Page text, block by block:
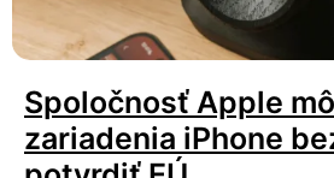
Spoločnosť Apple
zariadenia iPhone